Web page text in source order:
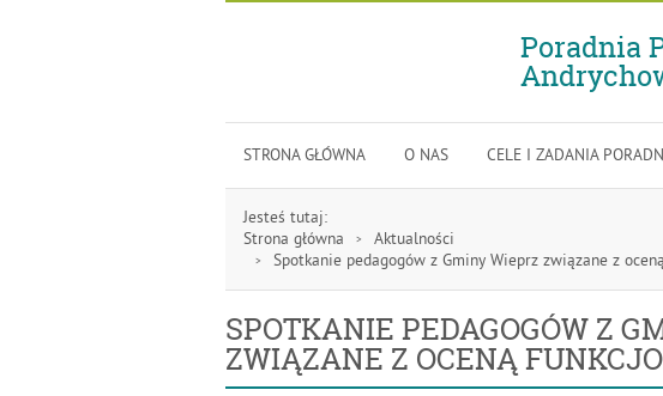
Poradnia
Menu
STRONA GŁÓWNA O NAS CELE I ZADANIA
Jesteś tutaj:
Strona główna
Aktualności
Spotkanie pedagogów z Gminy Wieprz związane z
SPOTKANIE PEDAGOGÓW Z
ZWIĄZANE Z OCENĄ